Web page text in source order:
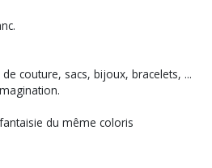
couture, sacs, bijoux, bracelets, ...
du même coloris